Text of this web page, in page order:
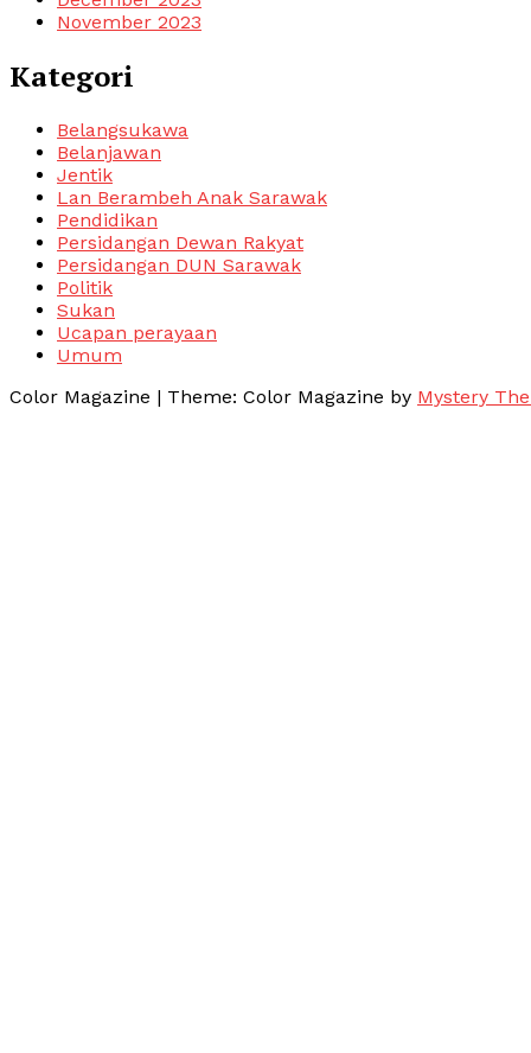
November 2023
Kategori
Belangsukawa
Belanjawan
Jentik
Lan Berambeh Anak Sarawak
Pendidikan
Persidangan Dewan Rakyat
Persidangan DUN Sarawak
Politik
Sukan
Ucapan perayaan
Umum
Color Magazine | Theme: Color Magazine by Mystery